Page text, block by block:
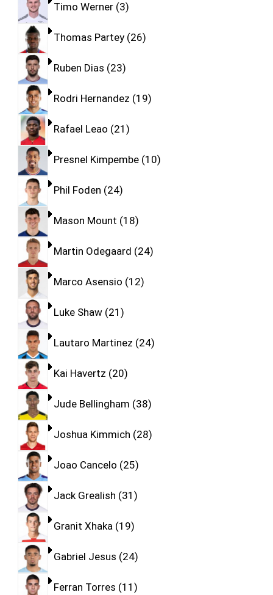
Timo Werner 3
Thomas Partey 26
Ruben Dias 23
Rodri Hernandez 19
Rafael Leao 21
Presnel Kimpembe 10
Phil Foden 24
Mason Mount 18
Martin Odegaard 24
Marco Asensio 12
Luke Shaw 21
Lautaro Martinez 24
Kai Havertz 20
Jude Bellingham 38
Joshua Kimmich 28
Joao Cancelo 25
Jack Grealish 31
Granit Xhaka 19
Gabriel Jesus 24
Ferran Torres 11